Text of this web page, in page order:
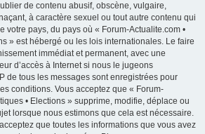
de contenu abusif, obscène, vulgaire,
à caractère sexuel ou tout autre contenu qui
votre pays, du pays où « Forum-Actualite.com •
» est hébergé ou les lois internationales. Le faire
immédiat et permanent, avec une
d’accès à Internet si nous le jugeons
de tous les messages sont enregistrées pour
conditions. Vous acceptez que « Forum-
• Elections » supprime, modifie, déplace ou
lorsque nous estimons que cela est nécessaire.
que toutes les informations que vous avez